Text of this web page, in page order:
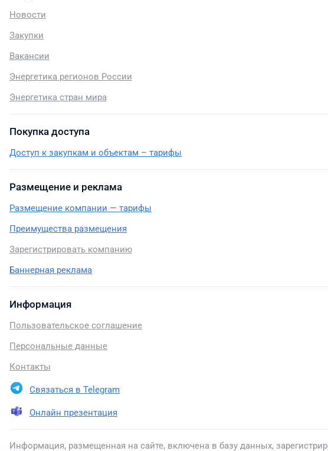
Новости
Закупки
Вакансии
Энергетика регионов России
Энергетика стран мира
Покупка доступа
Доступ к закупкам и объектам – тарифы
Размещение и реклама
Размещение компании — тарифы
Преимущества размещения
Зарегистрировать компанию
Баннерная реклама
Информация
Пользовательское соглашение
Персональные данные
Контакты
Связаться в Telegram
Онлайн презентация
Информация, размещенная на сайте, включена в базу данных,